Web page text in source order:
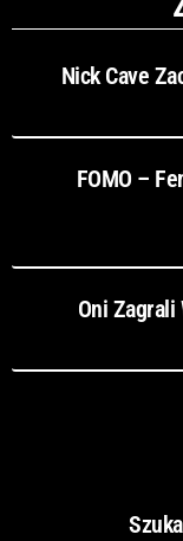
Nick Cave
FOMO –
Oni Zagrali